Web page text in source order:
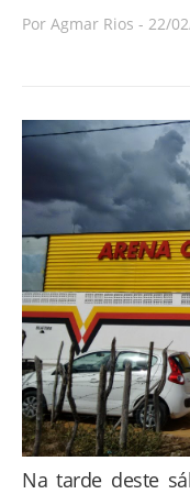
Por Agmar Rios - 22/
Na tarde deste